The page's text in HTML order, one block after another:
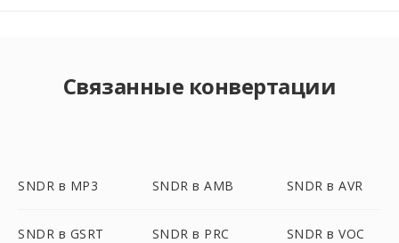
Связанные конвертации
SNDR в MP3 SNDR в AMB SNDR в AVR
SNDR в GSRT SNDR в PRC SNDR в VOC